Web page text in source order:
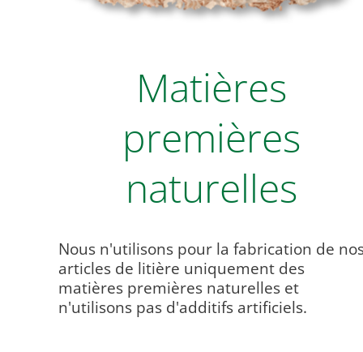
Matières
premières
naturelles
Nous n'utilisons pour la fabrication de
articles de litière uniquement des
matières premières naturelles et
n'utilisons pas d'additifs artificiels.